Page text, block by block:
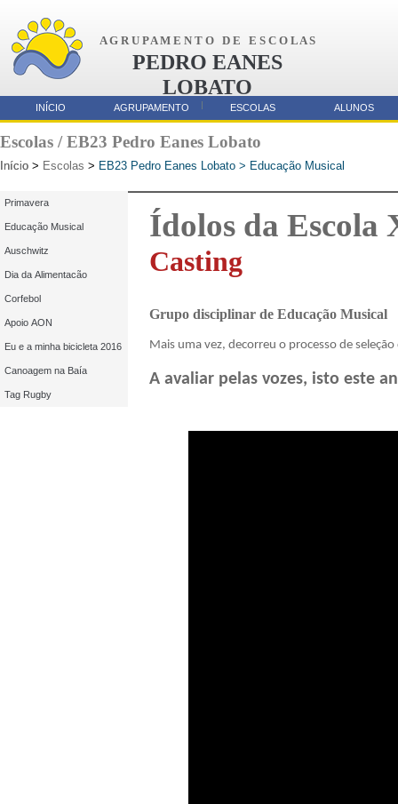
A G R U P A M E N T O D E E S C O L A S
PEDRO EANES
LOBATO
AMORA
Ídolos da
Casting
Escolas / EB23 Pedro Eanes Lobato
Início
Início > Escolas > EB23 Pedro Eanes Lobato > Educação Musical
Grupo disciplinar de Educação Musical
Mais uma vez, decorreu o processo de
A avaliar pelas vozes, isto este
Primavera
Educação Musical
Auschwitz
Dia da Alimentacão
Corfebol
Apoio AON
Eu e a minha bicicleta 2016
Canoagem na Baía
Tag Rugby
Parcerias
INÍCIO AGRUPAMENTO ESCOLAS ALUNOS